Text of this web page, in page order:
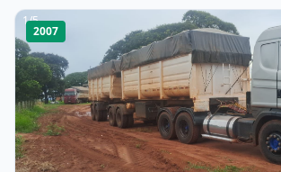
1/5
2007